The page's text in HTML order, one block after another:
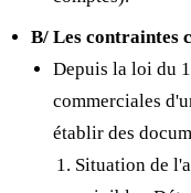
B/ Les contraintes
Depuis la loi du
commerciales
établir des
Situation de